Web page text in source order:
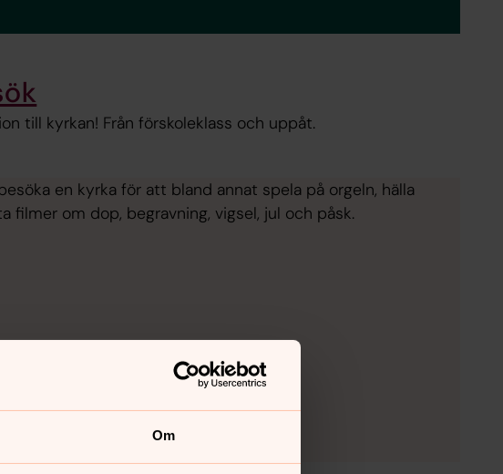
Om
till kyrkan! Från förskoleklass och uppåt.
en kyrka för att bland annat spela på orgeln, hälla
om dop, begravning, vigsel, jul och påsk.